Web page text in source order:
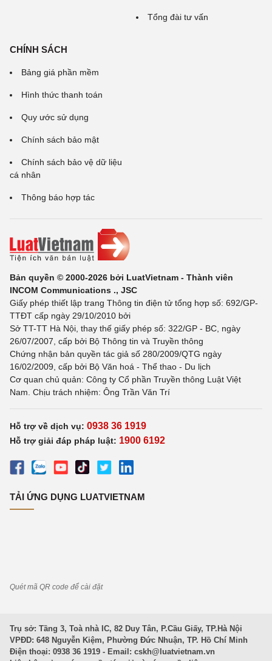
Tổng đài tư vấn
CHÍNH SÁCH
Bảng giá phần mềm
Hình thức thanh toán
Quy ước sử dụng
Chính sách bảo mật
Chính sách bảo vệ dữ liệu
cá nhân
Thông báo hợp tác
Bản quyền © 2000-2026 bởi LuatVietnam - Thành viên
INCOM Communications ., JSC
Giấy phép thiết lập trang Thông tin điện tử tổng hợp số: 692/GP-
TTĐT cấp ngày 29/10/2010 bởi
Sở TT-TT Hà Nội, thay thế giấy phép số: 322/GP - BC, ngày
26/07/2007, cấp bởi Bộ Thông tin và Truyền thông
Chứng nhận bản quyền tác giả số 280/2009/QTG ngày
16/02/2009, cấp bởi Bộ Văn hoá - Thể thao - Du lịch
Cơ quan chủ quản: Công ty Cổ phần Truyền thông Luật Việt
Nam. Chịu trách nhiệm: Ông Trần Văn Trí
Hỗ trợ về dịch vụ: 0938 36 1919
Hỗ trợ giải đáp pháp luật: 1900 6192
TẢI ỨNG DỤNG LUATVIETNAM
Quét mã QR code để cài đặt
Trụ sở: Tầng 3, Toà nhà IC, 82 Duy Tân, P.Cầu Giấy, TP.Hà Nội
VPĐD: 648 Nguyễn Kiệm, Phường Đức Nhuận, TP. Hồ Chí Minh
Điện thoại: 0938 36 1919 - Email: cskh@luatvietnam.vn